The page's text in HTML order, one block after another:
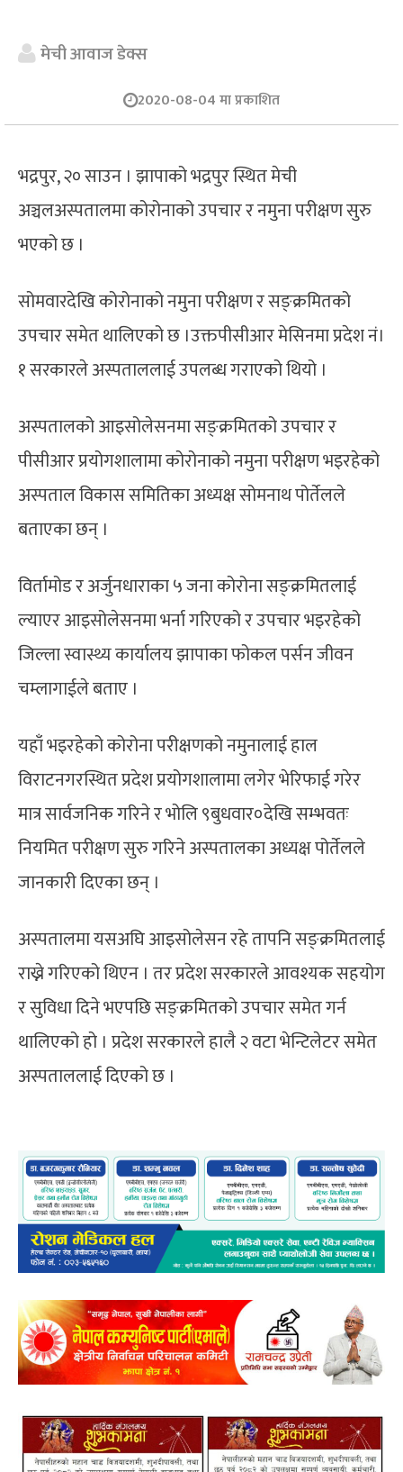
मेची आवाज डेक्स
2020-08-04 मा प्रकाशित
भद्रपुर, २० साउन । झापाको भद्रपुर स्थित मेची
अञ्चलअस्पतालमा कोरोनाको उपचार र नमुना परीक्षण सुरु
भएको छ ।
सोमवारदेखि कोरोनाको नमुना परीक्षण र सङ्क्रमितको
उपचार समेत थालिएको छ ।उक्तपीसीआर मेसिनमा प्रदेश नं।
१ सरकारले अस्पताललाई उपलब्ध गराएको थियो ।
अस्पतालको आइसोलेसनमा सङ्क्रमितको उपचार र
पीसीआर प्रयोगशालामा कोरोनाको नमुना परीक्षण भइरहेको
अस्पताल विकास समितिका अध्यक्ष सोमनाथ पोर्तेलले
बताएका छन् ।
विर्तामोड र अर्जुनधाराका ५ जना कोरोना सङ्क्रमितलाई
ल्याएर आइसोलेसनमा भर्ना गरिएको र उपचार भइरहेको
जिल्ला स्वास्थ्य कार्यालय झापाका फोकल पर्सन जीवन
चम्लागाईले बताए ।
यहाँ भइरहेको कोरोना परीक्षणको नमुनालाई हाल
विराटनगरस्थित प्रदेश प्रयोगशालामा लगेर भेरिफाई गरेर
मात्र सार्वजनिक गरिने र भोलि ९बुधवार०देखि सम्भवतः
नियमित परीक्षण सुरु गरिने अस्पतालका अध्यक्ष पोर्तेलले
जानकारी दिएका छन् ।
अस्पतालमा यसअघि आइसोलेसन रहे तापनि सङ्क्रमितलाई
राख्ने गरिएको थिएन । तर प्रदेश सरकारले आवश्यक सहयोग
र सुविधा दिने भएपछि सङ्क्रमितको उपचार समेत गर्न
थालिएको हो । प्रदेश सरकारले हालै २ वटा भेन्टिलेटर समेत
अस्पताललाई दिएको छ ।